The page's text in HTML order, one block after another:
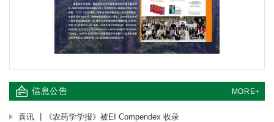
信息公告 MORE+
喜讯 ┃《农药学学报》被EI Compendex 收录